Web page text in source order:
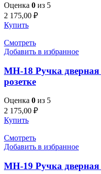
Оценка 0 из 5
2 175,00 ₽
Купить
Смотреть
Добавить в избранное
MH-18 Ручка
розетке
Оценка 0 из 5
2 175,00 ₽
Купить
Смотреть
Добавить в избранное
MH-19 Ручка